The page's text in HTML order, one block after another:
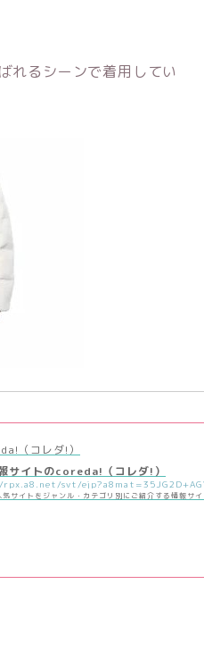
れるシーンで着用してい
（コレダ!）
サイトのcoreda!（コレダ!）
気サイトをジャンル・カテゴリ別にご紹介する情報サ